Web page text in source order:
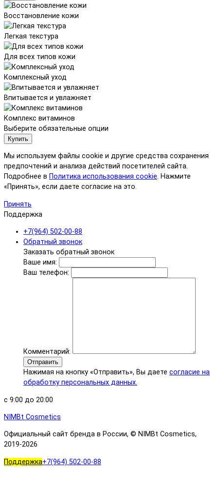
Восстановление кожи
Легкая текстура
Для всех типов кожи
Комплексный уход
Впитывается и увлажняет
Комплекс витаминов
Выберите обязательные опции
Купить
Мы используем файлы cookie и другие средства сохранения
предпочтений и анализа действий посетителей сайта.
Подробнее в Политика использования cookie. Нажмите
«Принять», если даете согласие на это.
Принять
Поддержка
+7(964) 502-00-88
Обратный звонок
Заказать обратный звонок
Ваше имя:
Ваш телефон:
Комментарий:
Отправить
Нажимая на кнопку «Отправить», Вы даете согласие на
обработку персональных данных.
с 9:00 до 20:00
NIMBt Cosmetics
Официальный сайт бренда в России, © NIMBt Cosmetics,
2019-2026
Поддержка+7(964) 502-00-88